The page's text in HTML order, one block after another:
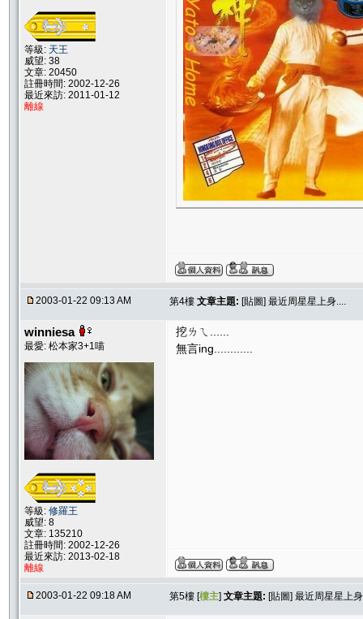
等級: 天王
威望: 38
文章: 20450
註冊時間: 2002-12-26
最近來訪: 2011-01-12
離線
2003-01-22 09:13 AM 第4樓 文章主題: [貼圖] 最近周星星上身....
winniesa
最愛: 松本家3+1喵
等級: 修羅王
威望: 8
文章: 135210
註冊時間: 2002-12-26
最近來訪: 2013-02-18
離線
挖ㄌㄟ......
無言ing............
2003-01-22 09:18 AM 第5樓 [樓主] 文章主題: [貼圖] 最近周星星上